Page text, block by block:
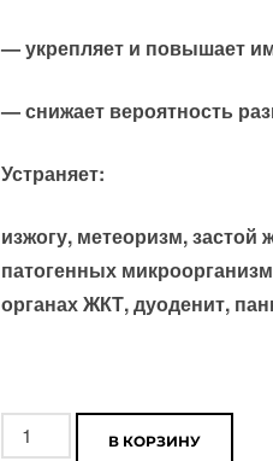
— укрепляет и повышает
— снижает вероятность
Устраняет:
изжогу, метеоризм, застой
патогенных
органах ЖКТ, дуоденит,
Количество
В КОРЗИНУ